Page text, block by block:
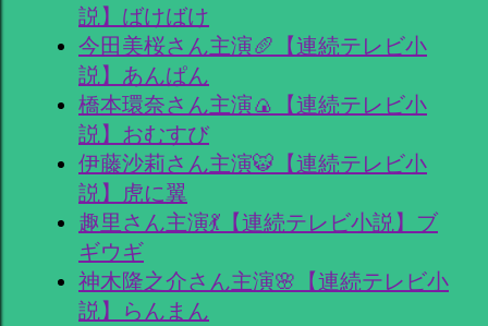
説】ばけばけ
今田美桜さん主演🥖【連続テレビ小
説】あんぱん
橋本環奈さん主演🍙【連続テレビ小
説】おむすび
伊藤沙莉さん主演🐯【連続テレビ小
説】虎に翼
趣里さん主演💃【連続テレビ小説】ブ
ギウギ
神木隆之介さん主演🌸【連続テレビ小
説】らんまん